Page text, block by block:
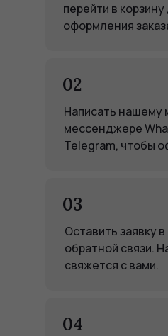
Написать нашему
мессенджере
Telegram, чтобы
02
04
перейти в корзину
оформления
Оставить заявку
обратной связи.
свяжется с вами.
03